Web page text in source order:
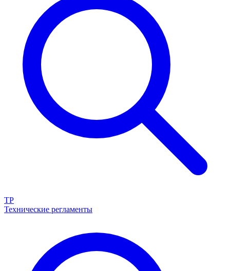
ТР
Технические регламенты